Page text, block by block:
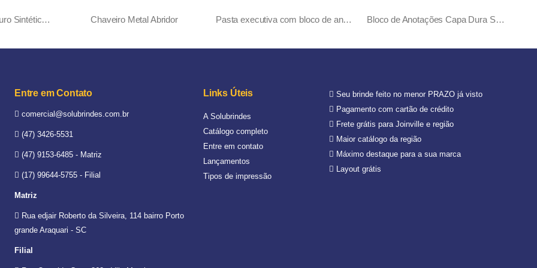
Bloco Caderno em Couro Sintético Frizzante Chaveiro Metal Abridor Pasta executiva com bloco de anotações Bloco de Anotações Capa Dura Sem Pauta Esplendor
Entre em Contato
comercial@solubrindes.com.br
(47) 3426-5531
(47) 9153-6485 - Matriz
(17) 99644-5755 - Filial
Matriz
Rua edjair Roberto da Silveira, 114 bairro Porto
grande Araquari - SC
Filial
Links Úteis
A Solubrindes
Catálogo completo
Entre em contato
Lançamentos
Tipos de impressão
Seu brinde feito no menor PRAZO já visto
Pagamento com cartão de crédito
Frete grátis para Joinville e região
Maior catálogo da região
Máximo destaque para a sua marca
Layout grátis